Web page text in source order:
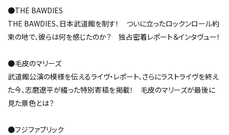
●THE BAWDIES
THE BAWDIES、日本武道館を制す！ ついに立ったロックンロール約
束の地で、彼らは何を感じたのか？ 独占密着レポート＆インタヴュー！
●毛皮のマリーズ
武道館公演の模様を伝えるライヴ・レポート、さらにラストライヴを終え
た今、志磨遼平が綴った特別寄稿を掲載！ 毛皮のマリーズが最後に
見た景色とは――？
●フジファブリック